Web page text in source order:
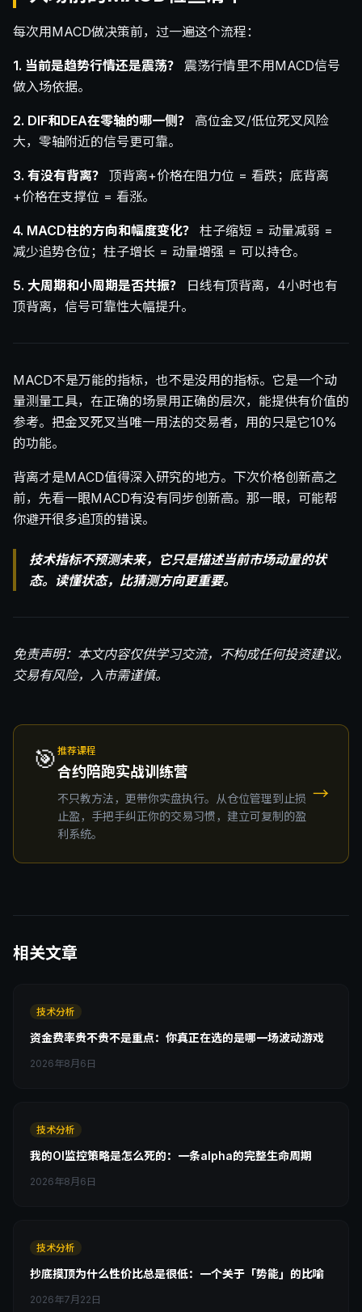
每次用MACD做决策前，过一遍这个流程：
1. 当前是趋势行情还是震荡？
震荡行情里不用MACD信号
做入场依据。
2. DIF和DEA在零轴的哪一侧？
高位金叉/低位死叉风险
大，零轴附近的信号更可靠。
3. 有没有背离？
顶背离+价格在阻力位 = 看跌；底背离
+价格在支撑位 = 看涨。
4. MACD柱的方向和幅度变化？
柱子缩短 = 动量减弱 =
减少追势仓位；柱子增长 = 动量增强 = 可以持仓。
5. 大周期和小周期是否共振？
日线有顶背离，4小时也有
顶背离，信号可靠性大幅提升。
MACD不是万能的指标，也不是没用的指标。它是一个动
量测量工具，在正确的场景用正确的层次，能提供有价值的
参考。把金叉死叉当唯一用法的交易者，用的只是它10%
的功能。
背离才是MACD值得深入研究的地方。下次价格创新高之
前，先看一眼MACD有没有同步创新高。那一眼，可能帮
你避开很多追顶的错误。
技术指标不预测未来，它只是描述当前市场动量的状
态。读懂状态，比猜测方向更重要。
免责声明：本文内容仅供学习交流，不构成任何投资建议。
交易有风险，入市需谨慎。
🎯 推荐课程
合约陪跑实战训练营
不只教方法，更带你实盘执行。从仓位管理到止损
止盈，手把手纠正你的交易习惯，建立可复制的盈
利系统。
→
相关文章
技术分析
资金费率贵不贵不是重点：你真正在选的是哪一场波动游戏
2026年8月6日
技术分析
我的OI监控策略是怎么死的：一条alpha的完整生命周期
2026年8月6日
技术分析
抄底摸顶为什么性价比总是很低：一个关于「势能」的比喻
2026年7月22日